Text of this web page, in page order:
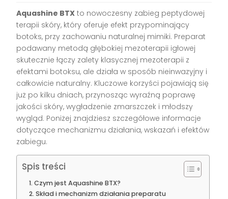
Aquashine BTX to nowoczesny zabieg peptydowej
terapii skóry, który oferuje efekt przypominający
botoks, przy zachowaniu naturalnej mimiki. Preparat
podawany metodą głębokiej mezoterapii igłowej
skutecznie łączy zalety klasycznej mezoterapii z
efektami botoksu, ale działa w sposób nieinwazyjny i
całkowicie naturalny. Kluczowe korzyści pojawiają się
już po kilku dniach, przynosząc wyraźną poprawę
jakości skóry, wygładzenie zmarszczek i młodszy
wygląd. Poniżej znajdziesz szczegółowe informacje
dotyczące mechanizmu działania, wskazań i efektów
zabiegu.
Spis treści
Czym jest Aquashine BTX?
Skład i mechanizm działania preparatu